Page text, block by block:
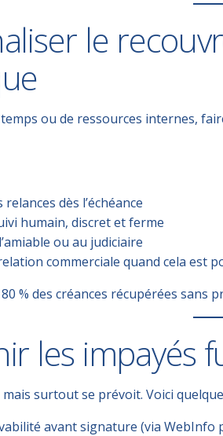
le
ou de ressources internes,
dès l’échéance
humain, discret et ferme
ou au judiciaire
commerciale quand cela est
% des créances récupérées sans
les impayés
surtout se prévoit. Voici
avant signature (via WebInfo